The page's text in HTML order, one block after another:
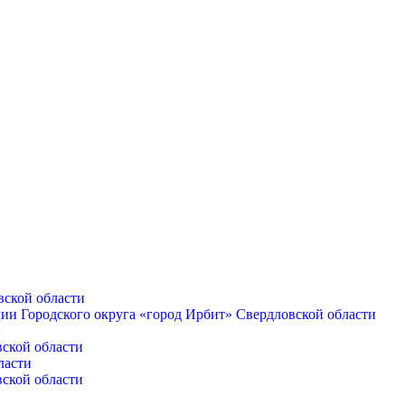
области
Городского округа «город Ирбит» Свердловской области
области
области